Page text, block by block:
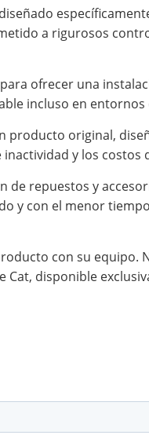
a rigurosos
ofrecer una
incluso en
producto original,
y los costos
de repuestos y
y con el menor
con su equipo.
Cat, disponible